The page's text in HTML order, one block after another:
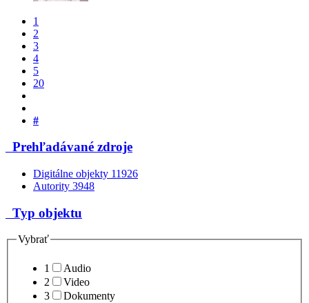
1
2
3
4
5
20
#
Prehľadávané zdroje
Digitálne objekty 11926
Autority 3948
Typ objektu
Vybrať
1
Audio
2
Video
3
Dokumenty